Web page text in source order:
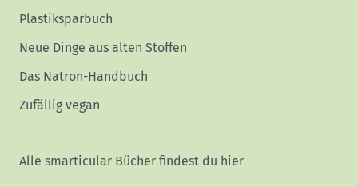
Plastiksparbuch
Neue Dinge aus alten Stoffen
Das Natron-Handbuch
Zufällig vegan
Alle smarticular Bücher findest du hier